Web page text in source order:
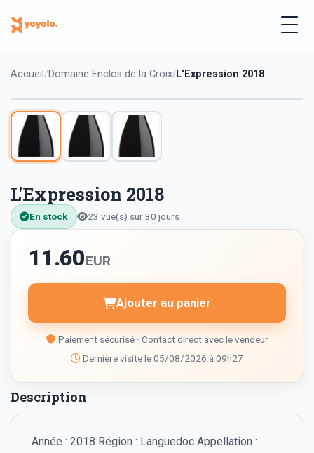
Accueil Domaine Enclos de la Croix L'Expression 2018
L'Expression 2018
En stock 23 vue(s) sur 30 jours
11.60EUR
Ajouter au panier
Paiement sécurisé · Contact direct avec le vendeur
Dernière visite le 05/08/2026 à 09h27
Description
Année : 2018 Région : Languedoc Appellation :